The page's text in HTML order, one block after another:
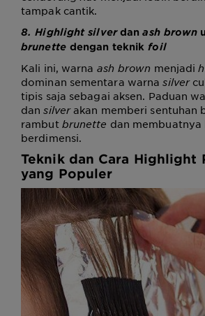
tampak cantik.
8. Highlight silverdanash brown
brunette dengan teknik foil
Kali ini, warna ash brown menjadi
dominan sementara warnasilver
tipis saja sebagai aksen. Paduan
dansilverakan memberi sentuhan
rambut brunette dan membuatnya
berdimensi.
Teknik dan Cara Highlight
yang Populer